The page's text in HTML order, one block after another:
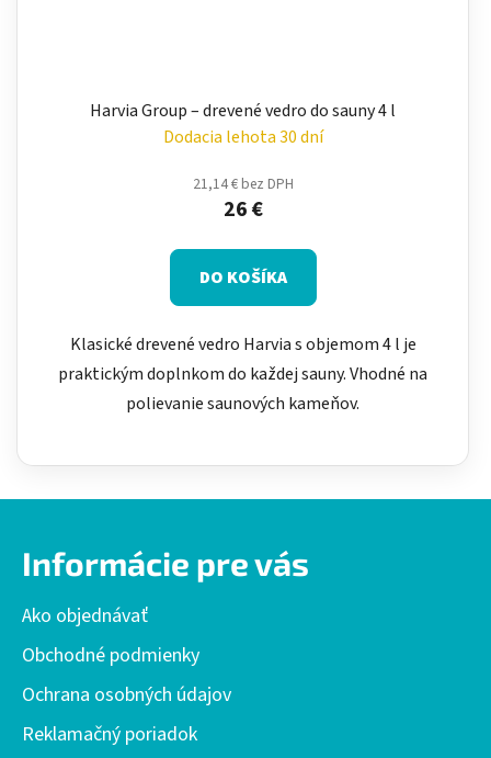
Harvia Group – drevené vedro do sauny 4 l
Dodacia lehota 30 dní
21,14 € bez DPH
26 €
DO KOŠÍKA
Klasické drevené vedro Harvia s objemom 4 l je
praktickým doplnkom do každej sauny. Vhodné na
polievanie saunových kameňov.
Informácie pre vás
Ako objednávať
Obchodné podmienky
Ochrana osobných údajov
Reklamačný poriadok